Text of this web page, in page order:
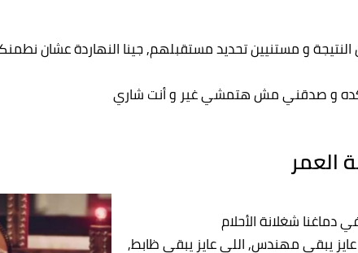
النتيجة و مستنيين تحديد مستقبلهم, جينا النهاردة عشان
كده و صدقني مش هتمشي غير و أنت شاري
العمر
دماغنا شغلانة الأحلام
عايز يبقى مهندس, اللي عايز يبقى ظابط,